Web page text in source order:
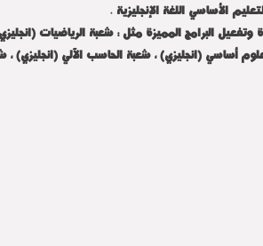
الساعات المعتمدة وتفعيل البرامج المميزة مثل : شعبة
أساسي (انجليزي) ، شعبة الحاسب الآلي (انجليزي) ،